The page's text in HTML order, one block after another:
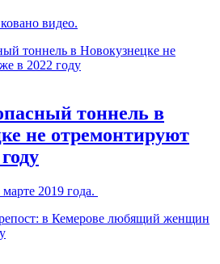
видео.
тоннель в
не отремонтируют
2019 года.